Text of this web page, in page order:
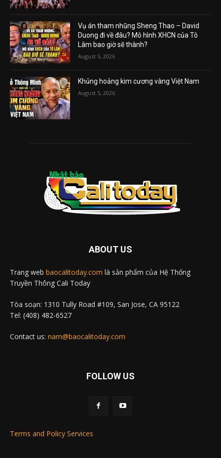
Vụ án tham nhũng Sheng Thao – David
Duong đi về đâu? Mô hình XHCN của Tô
Lâm bao giờ sẽ thành?
August 5, 2026
Khủng hoảng kim cương vàng Việt Nam
August 5, 2026
ABOUT US
Trang web baocalitoday.com là sản phẩm của Hệ Thống
Truyền Thông Cali Today
Tòa soạn: 1310 Tully Road #109, San Jose, CA 95122
Tel: (408) 482-6527
Contact us: nam@baocalitoday.com
FOLLOW US
Terms and Policy Services